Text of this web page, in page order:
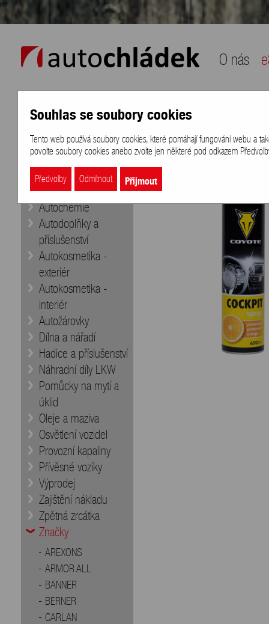
auto chládek O nás
Naše nabídka
Doporučujeme
Aditiva
Autobaterie
Autochemie
Autodoplňky a
příslušenství
Autokosmetika -
exteriér
Autokosmetika -
interiér
Autožárovky
Dílna a nářadí
Hadice a příslušenství
Náhradní díly LKW
Pomůcky na mytí a
úklid
Oleje a maziva
Osvětlení vozidel
Provozní kapaliny
Přívěsné vozíky
Výprodej
Zajištění nákladu
Zpětná zrcátka
Značky
AREXONS
ARMOR ALL
BANNER
BERNER
CARLAN
Přihlášení
eShop>Značky>COYOTE>
Souhlas se soubory cookies
Tento web používá soubory cookies, které pomáhají fungování webu a
povolte soubory cookies anebo zvolte jen některé pod odkazem
Předvolby Odmítnout Přijmout